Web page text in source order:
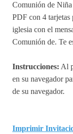
Comunión de
PDF con 4
iglesia con el
Comunión de. Te
Instrucciones: Al
en su navegador
de su navegador.
Imprimir